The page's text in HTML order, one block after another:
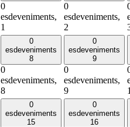
0
esdeveniments,
1
0
esdeveniments,
2
0
esdeveniments
8
0
esdeveniments,
8
0
esdeveniments
9
0
esdeveniments,
9
0
esdeveniments
15
0
esdeveniments
16